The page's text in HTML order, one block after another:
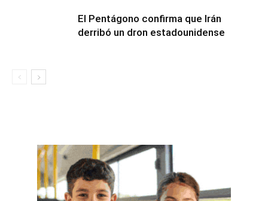
El Pentágono confirma que Irán
derribó un dron estadounidense